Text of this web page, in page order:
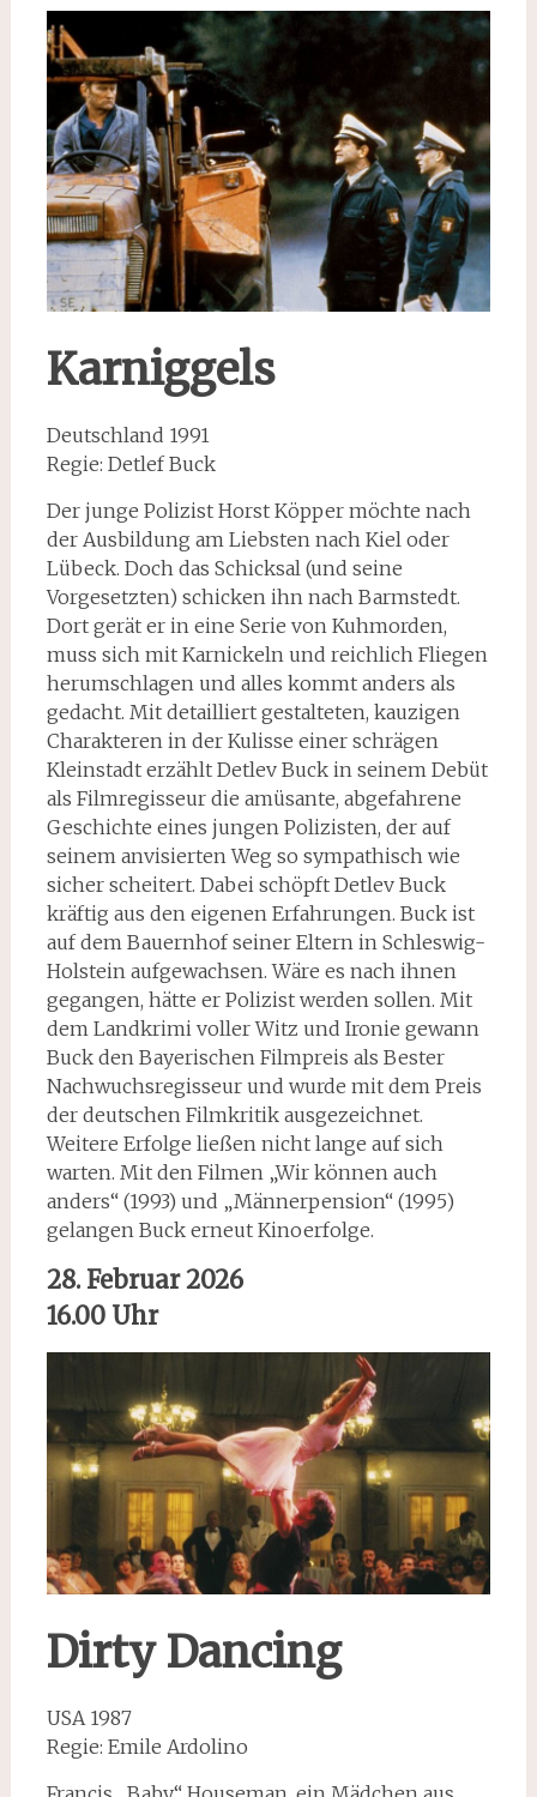
Karniggels
Deutschland 1991
Regie: Detlef Buck
Der junge Polizist Horst Köpper möchte nach
der Ausbildung am Liebsten nach Kiel oder
Lübeck. Doch das Schicksal (und seine
Vorgesetzten) schicken ihn nach Barmstedt.
Dort gerät er in eine Serie von Kuhmorden,
muss sich mit Karnickeln und reichlich Fliegen
herumschlagen und alles kommt anders als
gedacht. Mit detailliert gestalteten, kauzigen
Charakteren in der Kulisse einer schrägen
Kleinstadt erzählt Detlev Buck in seinem Debüt
als Filmregisseur die amüsante, abgefahrene
Geschichte eines jungen Polizisten, der auf
seinem anvisierten Weg so sympathisch wie
sicher scheitert. Dabei schöpft Detlev Buck
kräftig aus den eigenen Erfahrungen. Buck ist
auf dem Bauernhof seiner Eltern in Schleswig-
Holstein aufgewachsen. Wäre es nach ihnen
gegangen, hätte er Polizist werden sollen. Mit
dem Landkrimi voller Witz und Ironie gewann
Buck den Bayerischen Filmpreis als Bester
Nachwuchsregisseur und wurde mit dem Preis
der deutschen Filmkritik ausgezeichnet.
Weitere Erfolge ließen nicht lange auf sich
warten. Mit den Filmen „Wir können auch
anders“ (1993) und „Männerpension“ (1995)
gelangen Buck erneut Kinoerfolge.
28. Februar 2026
16.00 Uhr
Dirty Dancing
USA 1987
Regie: Emile Ardolino